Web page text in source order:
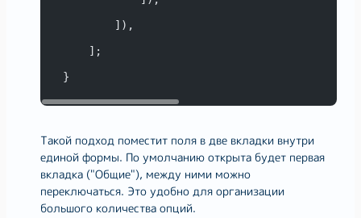
        ]),
    ];
}
Такой подход поместит поля в две вкладки внутри
единой формы. По умолчанию открыта будет первая
вкладка ("Общие"), между ними можно
переключаться. Это удобно для организации
большого количества опций.